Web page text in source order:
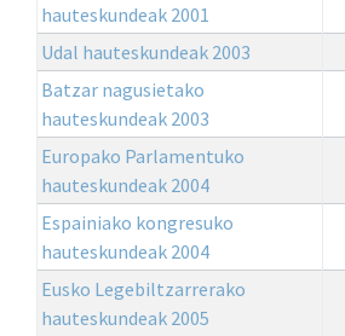
hauteskundeak 2001
Udal hauteskundeak 2003
Batzar nagusietako
hauteskundeak 2003
Europako Parlamentuko
hauteskundeak 2004
Espainiako kongresuko
hauteskundeak 2004
Eusko Legebiltzarrerako
hauteskundeak 2005